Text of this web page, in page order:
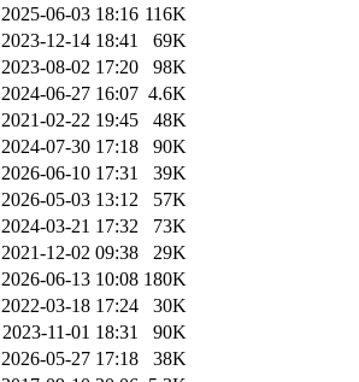
2025-06-03 18:16 116K
2023-12-14 18:41
69K
2023-08-02 17:20
98K
2024-06-27 16:07 4.6K
2021-02-22 19:45
48K
2024-07-30 17:18
90K
2026-06-10 17:31
39K
2026-05-03 13:12
57K
2024-03-21 17:32
73K
2021-12-02 09:38
29K
2026-06-13 10:08 180K
2022-03-18 17:24
30K
2023-11-01 18:31
90K
2026-05-27 17:18
38K